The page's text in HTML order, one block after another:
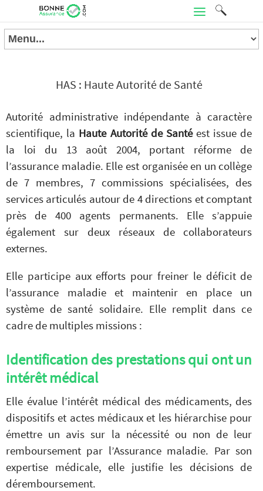
HAS : Haute Autorité de Santé
Autorité administrative indépendante à caractère
scientifique, la Haute Autorité de Santéest issue de
la loi du 13 août 2004, portant réforme de
l’assurance maladie. Elle est organisée en un collège
de 7 membres, 7 commissions spécialisées, des
services articulés autour de 4 directions et comptant
près de 400 agents permanents. Elle s’appuie
également sur deux réseaux de collaborateurs
externes.
Elle participe aux efforts pour freiner le déficit de
l’assurance maladie et maintenir en place un
système de santé solidaire. Elle remplit dans ce
cadre de multiples missions :
Identification des prestations qui ont un
intérêt médical
Elle évalue l’intérêt médical des médicaments, des
dispositifs et actes médicaux et les hiérarchise pour
émettre un avis sur la nécessité ou non de leur
remboursement par l’Assurance maladie. Par son
expertise médicale, elle justifie les décisions de
déremboursement.